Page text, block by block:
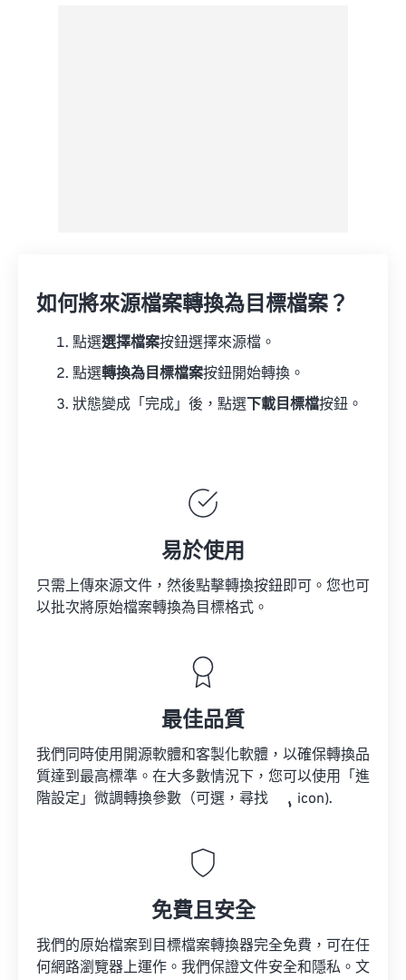
如何將來源檔案轉換為目標檔案？
點選選擇檔案按鈕選擇來源檔。
點選轉換為目標檔案按鈕開始轉換。
狀態變成「完成」後，點選 下載目標檔按鈕。
易於使用
只需上傳來源文件，然後點擊轉換按鈕即可。您也可
以批次將原始檔案轉換為目標格式。
最佳品質
我們同時使用開源軟體和客製化軟體，以確保轉換品
質達到最高標準。在大多數情況下，您可以使用「進
階設定」微調轉換參數（可選，尋找
icon).
免費且安全
我們的原始檔案到目標檔案轉換器完全免費，可在任
何網路瀏覽器上運作。我們保證文件安全和隱私。文